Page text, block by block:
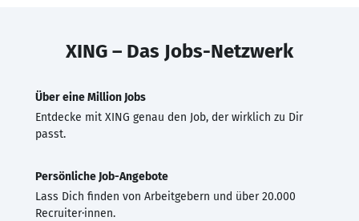
XING – Das Jobs-Netzwerk
Über eine Million Jobs
Entdecke mit XING genau den Job, der wirklich zu Dir
passt.
Persönliche Job-Angebote
Lass Dich finden von Arbeitgebern und über 20.000
Recruiter·innen.